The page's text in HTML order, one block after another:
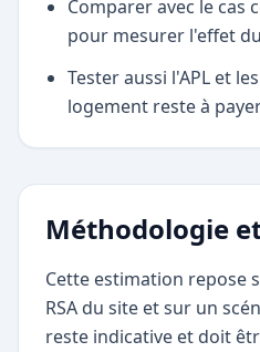
Comparer avec le cas
pour mesurer l'effet
Tester aussi l'APL et
logement reste à
Méthodologie
Cette estimation repose
RSA du site et sur un
reste indicative et doit